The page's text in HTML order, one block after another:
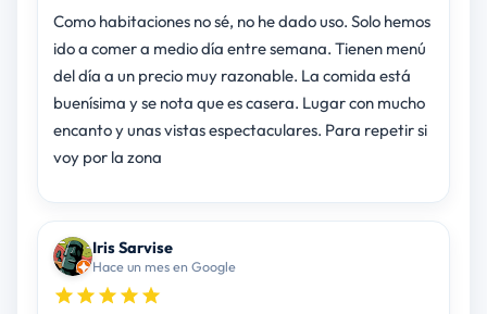
Como habitaciones no sé, no he dado uso. Solo hemos
ido a comer a medio día entre semana. Tienen menú
del día a un precio muy razonable. La comida está
buenísima y se nota que es casera. Lugar con mucho
encanto y unas vistas espectaculares. Para repetir si
voy por la zona
Iris Sarvise
Hace un mes en Google